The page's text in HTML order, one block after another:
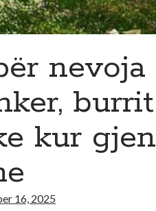
nevoja
burrit
kur gjen
16, 2025